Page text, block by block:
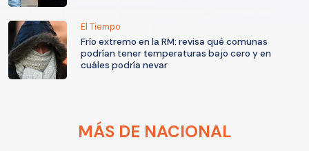
El Tiempo
Frío extremo en la RM: revisa qué comunas
podrían tener temperaturas bajo cero y en
cuáles podría nevar
MÁS DE NACIONAL